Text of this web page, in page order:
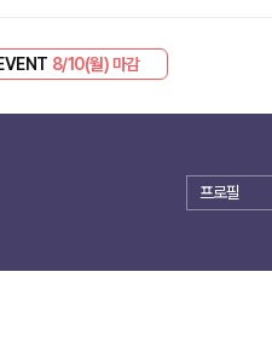
8/10(월) 마감
프로필